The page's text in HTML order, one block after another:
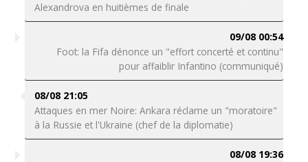
Alexandrova en huitièmes de finale
09/08 00:54
Foot: la Fifa dénonce un "effort concerté et continu"
pour affaiblir Infantino (communiqué)
08/08 21:05
Attaques en mer Noire: Ankara réclame un "moratoire"
à la Russie et l'Ukraine (chef de la diplomatie)
08/08 19:36